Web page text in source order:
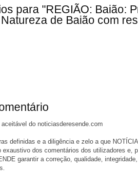
para "REGIÃO: Baião:
de Baião com
do noticiasderesende.com
definidas e a diligência e zelo a que
exaustivo dos comentários dos utilizadores e,
garantir a correção, qualidade,